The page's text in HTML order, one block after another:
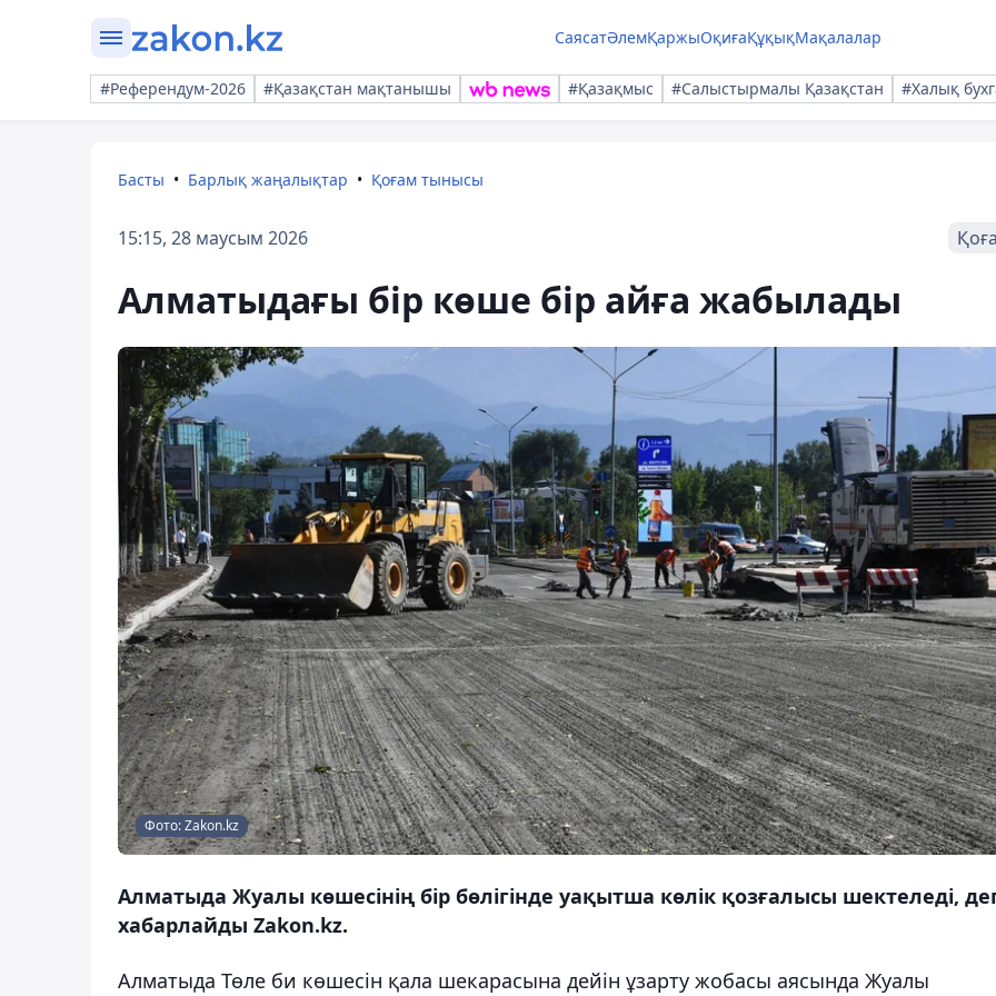
СаясатӘлемҚаржыОқиғаҚұқықМақалалар
#Референдум-2026 #Қазақстан мақтанышы #Қазақмыс #Салыстырмалы Қазақстан #Халық
Басты Барлық жаңалықтар Қоғам тынысы
15:15, 28 маусым 2026
Алматыдағы бір көше бір айға жабылады
Фото: Zakon.kz
Алматыда Жуалы көшесінің бір бөлігінде уақытша көлік қозғалысы шектеледі,
хабарлайды Zakon.kz.
Алматыда Төле би көшесін қала шекарасына дейін ұзарту жобасы аясында Жуалы